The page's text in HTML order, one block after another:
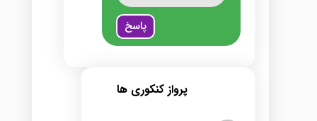
پاسخ
پرواز کنکوری ها